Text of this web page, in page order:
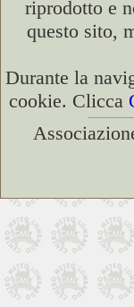
riprodotto e
questo sito,
Durante la
cookie. Clicca